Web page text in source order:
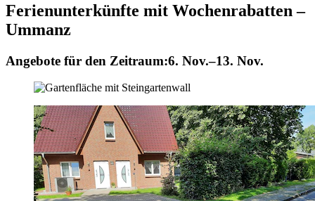
Ferienunterkünfte mit Wochenrabatten –
Ummanz
Angebote für den Zeitraum:6. Nov.–13. Nov.